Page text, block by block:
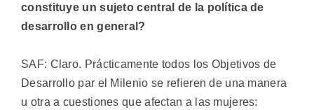
constituye un sujeto central de la política de
desarrollo en general?
SAF: Claro. Prácticamente todos los Objetivos de
Desarrollo par el Milenio se refieren de una manera
u otra a cuestiones que afectan a las mujeres: